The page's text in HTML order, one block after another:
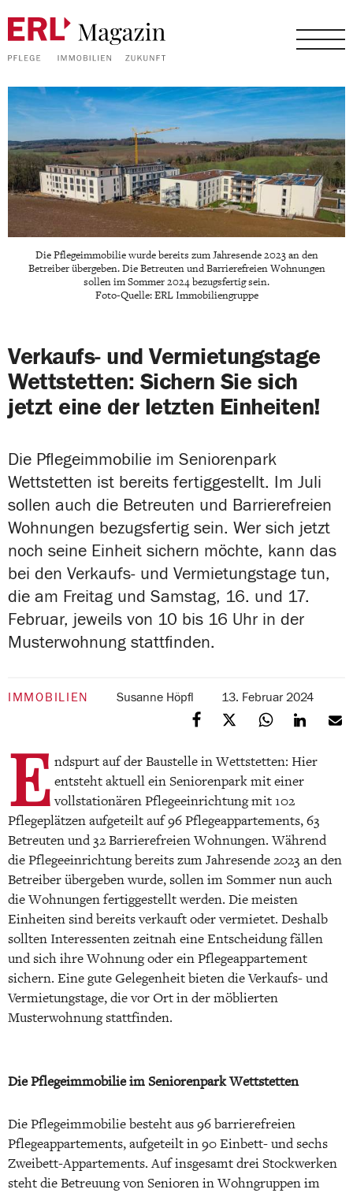
Die Pflegeimmobilie wurde bereits zum Jahresende 2023 an den
Betreiber übergeben. Die Betreuten und Barrierefreien Wohnungen
sollen im Sommer 2024 bezugsfertig sein.
Foto-Quelle: ERL Immobiliengruppe
Verkaufs- und Vermietungstage
Wettstetten: Sichern Sie sich
jetzt eine der letzten Einheiten!
Die Pflegeimmobilie im Seniorenpark
Wettstetten ist bereits fertiggestellt. Im Juli
sollen auch die Betreuten und Barrierefreien
Wohnungen bezugsfertig sein. Wer sich jetzt
noch seine Einheit sichern möchte, kann das
bei den Verkaufs- und Vermietungstage tun,
die am Freitag und Samstag, 16. und 17.
Februar, jeweils von 10 bis 16 Uhr in der
Musterwohnung stattfinden.
IMMOBILIEN Susanne Höpfl 13. Februar 2024
E ndspurt auf der Baustelle in Wettstetten: Hier
entsteht aktuell ein Seniorenpark mit einer
vollstationären Pflegeeinrichtung mit 102
Pflegeplätzen aufgeteilt auf 96 Pflegeappartements, 63
Betreuten und 32 Barrierefreien Wohnungen. Während
die Pflegeeinrichtung bereits zum Jahresende 2023 an den
Betreiber übergeben wurde, sollen im Sommer nun auch
die Wohnungen fertiggestellt werden. Die meisten
Einheiten sind bereits verkauft oder vermietet. Deshalb
sollten Interessenten zeitnah eine Entscheidung fällen
und sich ihre Wohnung oder ein Pflegeappartement
sichern. Eine gute Gelegenheit bieten die Verkaufs- und
Vermietungstage, die vor Ort in der möblierten
Musterwohnung stattfinden.
Die Pflegeimmobilie im Seniorenpark Wettstetten
Die Pflegeimmobilie besteht aus 96 barrierefreien
Pflegeappartements, aufgeteilt in 90 Einbett- und sechs
Zweibett-Appartements. Auf insgesamt drei Stockwerken
steht die Betreuung von Senioren in Wohngruppen im